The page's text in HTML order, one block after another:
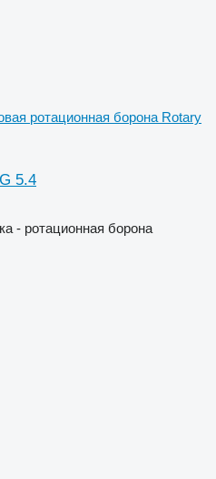
ротационная борона Rotary
5.4
- ротационная борона